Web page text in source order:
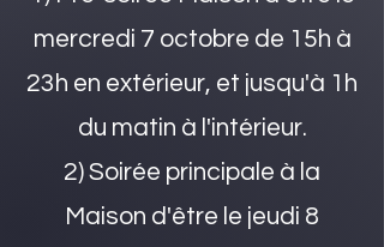
mercredi 7 octobre de 15h à
23h en extérieur, et jusqu'à 1h
du matin à l'intérieur.
2)Soirée principale à la
Maison d'être le jeudi 8